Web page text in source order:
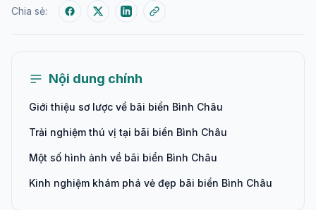
Chia sẻ:
Nội dung chính
Giới thiệu sơ lược về bãi biển Bình Châu
Trải nghiệm thú vị tại bãi biển Bình Châu
Một số hình ảnh về bãi biển Bình Châu
Kinh nghiệm khám phá vẻ đẹp bãi biển Bình Châu